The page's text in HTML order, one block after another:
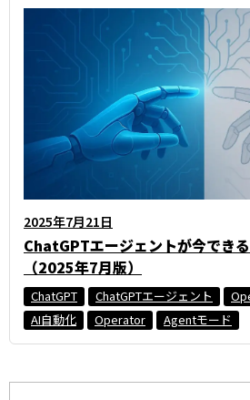
2025年7月21日
ChatGPTエージェントが今でき
（2025年7月版）
ChatGPT ChatGPTエージェント
AI自動化
Operator Agentモード